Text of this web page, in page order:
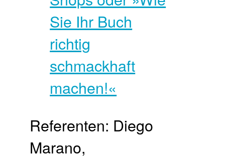
Referenten: Diego
Marano,